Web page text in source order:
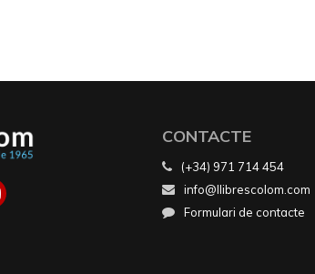
CONTACTE
(+34) 971 714 454
info@llibrescolom.com
Formulari de contacte